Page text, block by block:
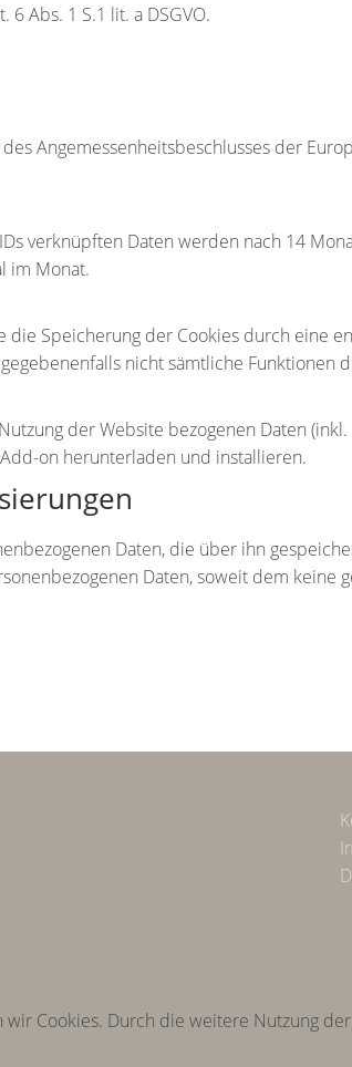
6 Abs. 1 S.1 lit. a DSGVO.
Angemessenheitsbeschlusses der
verknüpften Daten werden nach 14
im Monat.
Speicherung der Cookies durch eine
nicht sämtliche Funktionen
der Website bezogenen Daten (inkl.
on herunterladen und installieren.
Daten, die über ihn
Daten, soweit dem keine
Cookies. Durch die weitere Nutzung